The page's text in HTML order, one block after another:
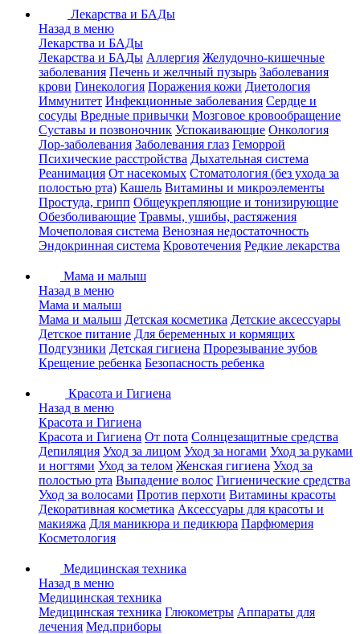
Лекарства и БАДы
Назад в меню
Лекарства и БАДы
Лекарства и БАДы Аллергия Желудочно-кишечные
заболевания Печень и желчный пузырь Заболевания
крови Гинекология Поражения кожи Диетология
Иммунитет Инфекционные заболевания Сердце и
сосуды Вредные привычки Мозговое кровообращение
Суставы и позвоночник Успокаивающие Онкология
Лор-заболевания Заболевания глаз Геморрой
Психические расстройства Дыхательная система
Реанимация От насекомых Стоматология (без ухода за
полостью рта) Кашель Витамины и микроэлементы
Простуда, грипп Общеукрепляющие и тонизирующие
Обезболивающие Травмы, ушибы, растяжения
Мочеполовая система Венозная недостаточность
Эндокринная система Кровотечения Редкие лекарства
Мама и малыш
Назад в меню
Мама и малыш
Мама и малыш Детская косметика Детские аксессуары
Детское питание Для беременных и кормящих
Подгузники Детская гигиена Прорезывание зубов
Крещение ребенка Безопасность ребенка
Красота и Гигиена
Назад в меню
Красота и Гигиена
Красота и Гигиена От пота Солнцезащитные средства
Депиляция Уход за лицом Уход за ногами Уход за руками
и ногтями Уход за телом Женская гигиена Уход за
полостью рта Выпадение волос Гигиенические средства
Уход за волосами Против перхоти Витамины красоты
Декоративная косметика Аксессуары для красоты и
макияжа Для маникюра и педикюра Парфюмерия
Косметология
Медицинская техника
Назад в меню
Медицинская техника
Медицинская техника Глюкометры Аппараты для
лечения Мед.приборы